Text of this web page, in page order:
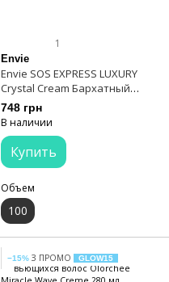
1
Envie
Envie SOS EXPRESS LUXURY
Crystal Cream Бархатный
несмываемый крем 100 мл
748 грн
В наличии
Купить
Объем
100
−15% З ПРОМО GLOW15